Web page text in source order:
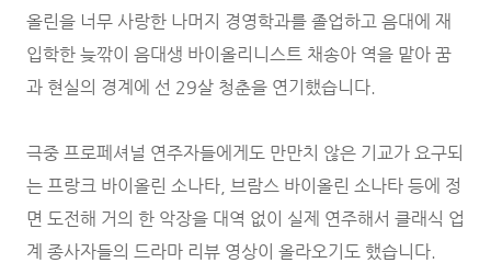
올린을 너무 사랑한 나머지 경영학과를 졸업하고 음대에 재
입학한 늦깎이 음대생 바이올리니스트 채송아 역을 맡아 꿈
과 현실의 경계에 선 29살 청춘을 연기했습니다.
극중 프로페셔널 연주자들에게도 만만치 않은 기교가 요구되
는 프랑크 바이올린 소나타, 브람스 바이올린 소나타 등에 정
면 도전해 거의 한 악장을 대역 없이 실제 연주해서 클래식 업
계 종사자들의 드라마 리뷰 영상이 올라오기도 했습니다.